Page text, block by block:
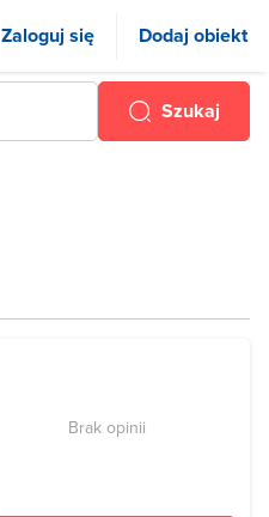
Zaloguj się Dodaj obiekt
Szukaj
Brak opinii